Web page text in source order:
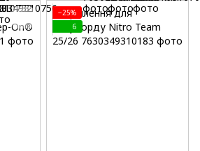
−25%
6